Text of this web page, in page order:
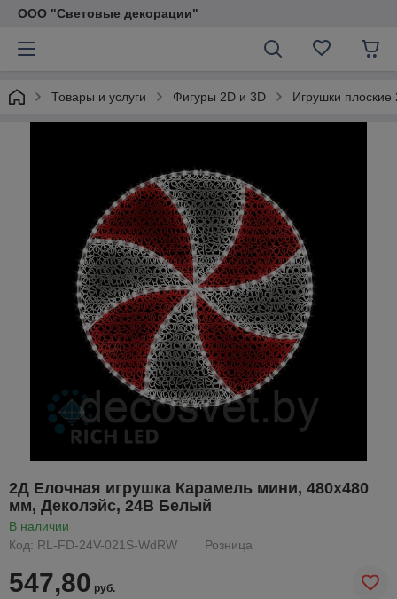
ООО "Световые декорации"
Товары и услуги Фигуры 2D и 3D Игрушки плоские
2Д Елочная игрушка Карамель мини, 480х480
мм, Деколэйс, 24В Белый
В наличии
Код: RL-FD-24V-021S-WdRW
Розница
547,80 руб.